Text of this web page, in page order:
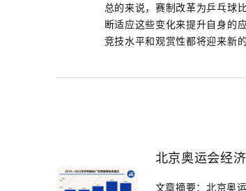
总的来说，赛制改革为乒乓球
断适应这些变化来提升自身的
竞技水平和观赏性都将迎来新的
北京奥运会经
文章摘要：北京奥